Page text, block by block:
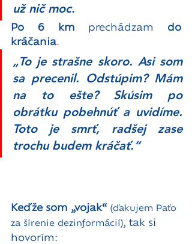
už nič moc.
Po 6 km prechádzam do
kráčania.
„To je strašne skoro. Asi som
sa precenil. Odstúpim? Mám
na to ešte? Skúsim po
obrátku pobehnúť a uvidíme.
Toto je smrť, radšej zase
trochu budem kráčať.“
Keďže som „vojak“ (ďakujem Paťo
za šírenie dezinformácií), tak si
hovorím: